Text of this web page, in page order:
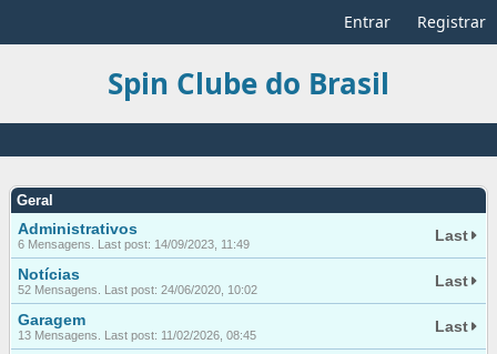
Entrar Registrar
Spin Clube do Brasil
Geral
Administrativos
6 Mensagens. Last post: 14/09/2023, 11:49 Last
Notícias
52 Mensagens. Last post: 24/06/2020, 10:02 Last
Garagem
13 Mensagens. Last post: 11/02/2026, 08:45 Last